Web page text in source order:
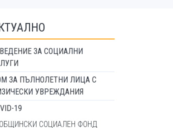
ЗА СОЦИАЛНИ
ЗА ПЪЛНОЛЕТНИ ЛИЦА С
УВРЕЖДАНИЯ
19
ОБЩИНСКИ СОЦИАЛЕН ФОНД